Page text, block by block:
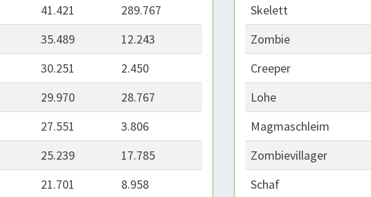
41.421
289.767
35.489
12.243
30.251
2.450
29.970
28.767
27.551
3.806
25.239
17.785
21.701 8.958
Skelett
Zombie
Creeper
Lohe
Magmaschleim
Zombievillager
Schaf